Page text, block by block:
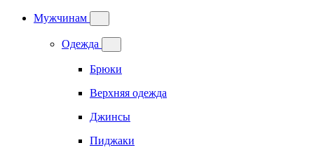
Мужчинам
Одежда
Брюки
Верхняя одежда
Джинсы
Пиджаки